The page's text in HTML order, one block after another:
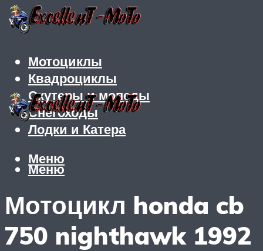
Мотоциклы
Квадроциклы
Скутеры и мопеды
Снегоходы
Лодки и Катера
Меню
Меню
Мотоцикл honda cb
750 nighthawk 1992